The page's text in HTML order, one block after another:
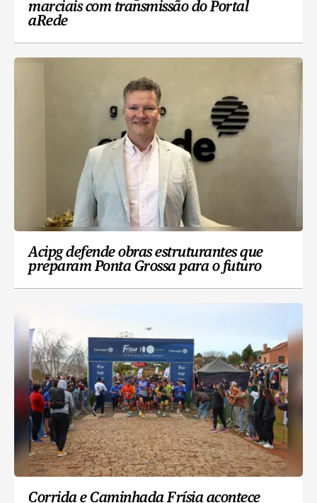
marciais com transmissão do Portal
aRede
Acipg defende obras estruturantes que
preparam Ponta Grossa para o futuro
Corrida e Caminhada Frísia acontece